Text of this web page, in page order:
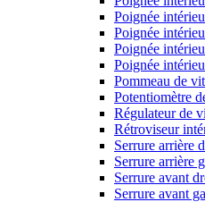
Poignée
Poignée
Poignée
Poignée
Pommeau de
Potentiomètre
Régulateur de
Rétroviseur
Serrure arrière
Serrure arrière
Serrure avant
Serrure avant